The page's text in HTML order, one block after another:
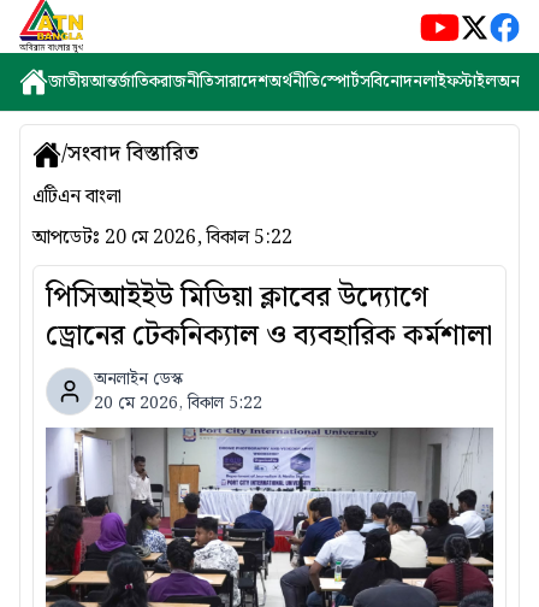
জাতীয়আন্তর্জাতিকরাজনীতিসারাদেশঅর্থনীতিস্পোর্টসবিনোদনলাইফস্টাইল
/সংবাদ বিস্তারিত
এটিএন বাংলা
আপডেটঃ 20 মে 2026, বিকাল 5:22
পিসিআইইউ মিডিয়া ক্লাবের উদ্যোগে
ড্রোনের টেকনিক্যাল ও ব্যবহারিক কর্মশালা
অনলাইন ডেস্ক
20 মে 2026, বিকাল 5:22